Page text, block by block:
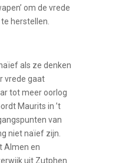
om de vrede
herstellen.
als ze denken
vrede gaat
tot meer oorlog
Maurits in ’t
van
niet naïef zijn.
Almen en
uit Zutphen